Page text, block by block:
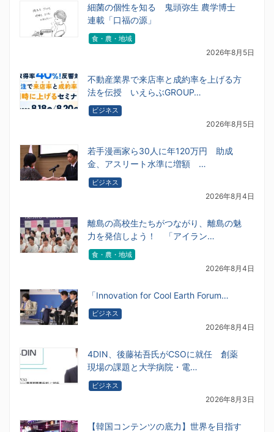
細菌の個性を知る 鬼頭弥生 農学博士
連載「口福の源」
食・農・地域
2026年8月5日
不動産業界で来店率と成約率を上げる方
法を伝授 いえらぶGROUP…
ビジネス
2026年8月5日
若手漫画家ら30人に年120万円 助成
金、アスリート水準に増額 …
ビジネス
2026年8月4日
離島の高校生たちがつながり、離島の魅
力を発信しよう！ 「アイラン…
食・農・地域
2026年8月4日
「Innovation for Cool Earth Forum…
ビジネス
2026年8月4日
4DIN、後藤祐吾氏がCSOに就任 創薬
現場の課題と大学病院・電…
ビジネス
2026年8月3日
【韓国コンテンツの底力】世界を目指す